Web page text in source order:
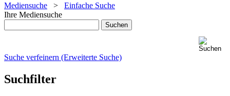
Mediensuche > Einfache Suche
Ihre Mediensuche
Suche verfeinern (Erweiterte Suche)
Suchfilter